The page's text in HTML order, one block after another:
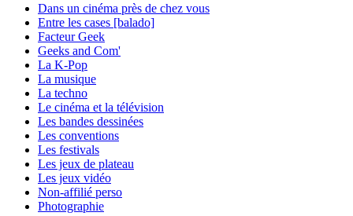
Dans un cinéma près de chez vous
Entre les cases [balado]
Facteur Geek
Geeks and Com'
La K-Pop
La musique
La techno
Le cinéma et la télévision
Les bandes dessinées
Les conventions
Les festivals
Les jeux de plateau
Les jeux vidéo
Non-affilié perso
Photographie